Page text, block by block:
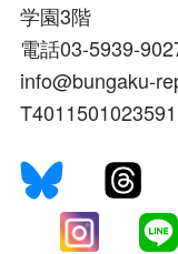
学園3階
電話03-5939-
info@bungaku-
T4011501023591